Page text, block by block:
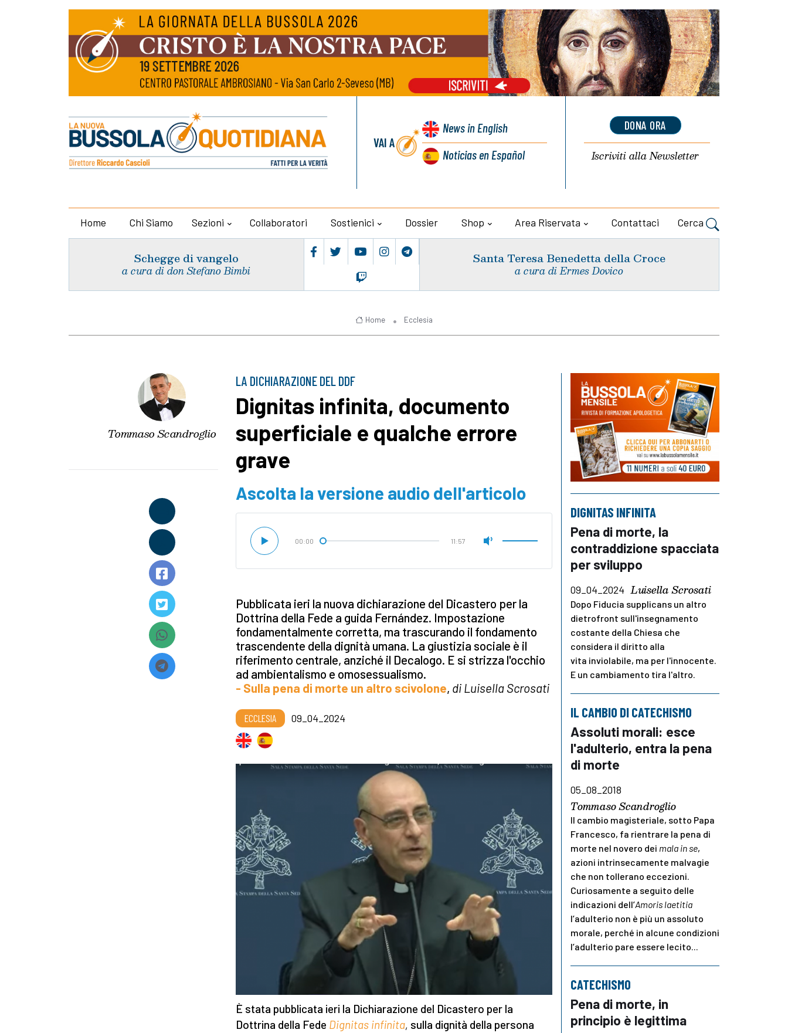
VAI A
Newsin English
Noticiasen Español
DONA ORA
Iscriviti allaNewsletter
Home Chi Siamo Sezioni Collaboratori Sostienici Dossier Shop Area Riservata Contattaci Cerca
Schegge di vangelo
a cura di don Stefano Bimbi
Santa Teresa Benedetta della Croce
a cura di Ermes Dovico
Home Ecclesia
Tommaso Scandroglio
LA DICHIARAZIONE DEL DDF
Dignitas infinita, documento
superficiale e qualche errore
grave
Ascolta la versione audio dell'articolo
00:00 11:57
Pubblicata ieri la nuova dichiarazione del Dicastero per la
Dottrina della Fede a guida Fernández. Impostazione
fondamentalmente corretta, ma trascurando il fondamento
trascendente della dignità umana. La giustizia sociale è il
riferimento centrale, anziché il Decalogo. E si strizza l'occhio
ad ambientalismo e omosessualismo.
- Sulla pena di morte un altro scivolone, di Luisella Scrosati
ECCLESIA 09_04_2024
È stata pubblicata ieri la Dichiarazione del Dicastero per la
Dottrina della Fede Dignitas infinita, sulla dignità della persona
DIGNITAS INFINITA
Pena di morte, la
contraddizione spacciata
per sviluppo
09_04_2024 Luisella Scrosati
Dopo Fiducia supplicans un altro
dietrofront sull'insegnamento
costante della Chiesa che
considera il diritto alla
vita inviolabile, ma per l'innocente.
E un cambiamento tira l'altro.
IL CAMBIO DI CATECHISMO
Assoluti morali: esce
l'adulterio, entra la pena
di morte
05_08_2018
Tommaso Scandroglio
Il cambio magisteriale, sotto Papa
Francesco, fa rientrare la pena di
morte nel novero dei mala in se,
azioni intrinsecamente malvagie
che non tollerano eccezioni.
Curiosamente a seguito delle
indicazioni dell’Amoris laetitia
l’adulterio non è più un assoluto
morale, perché in alcune condizioni
l’adulterio pare essere lecito...
CATECHISMO
Pena di morte, in
principio è legittima